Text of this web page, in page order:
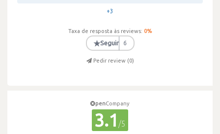
+3
Taxa de resposta às reviews: 0%
★Seguir 6
Pedir review (0)
penCompany
3.1 /5